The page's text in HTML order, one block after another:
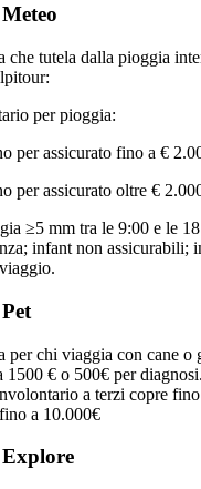
che tutela dalla pioggia
per pioggia:
per assicurato fino a €
per assicurato oltre €
≥5 mm tra le 9:00 e le
infant non assicurabili;
per chi viaggia con cane o
1500 € o 500€ per
a terzi copre
a 10.000€